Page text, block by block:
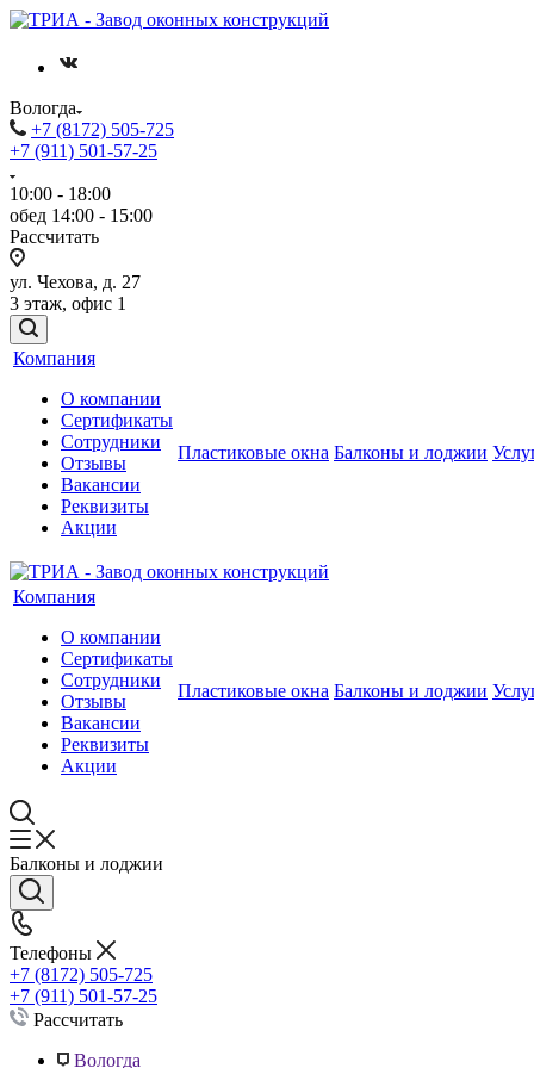
Вологда
+7 (8172) 505-725
+7 (911) 501-57-25
10:00 - 18:00
обед 14:00 - 15:00
Рассчитать
ул. Чехова, д. 27
3 этаж, офис 1
Компания
О компании
Сертификаты
Сотрудники
Отзывы
Вакансии
Реквизиты
Акции
Пластиковые окна Балконы и лоджии
Компания
О компании
Сертификаты
Сотрудники
Отзывы
Вакансии
Реквизиты
Акции
Пластиковые окна Балконы и лоджии
Балконы и лоджии
Телефоны
+7 (8172) 505-725
+7 (911) 501-57-25
Рассчитать
Вологда